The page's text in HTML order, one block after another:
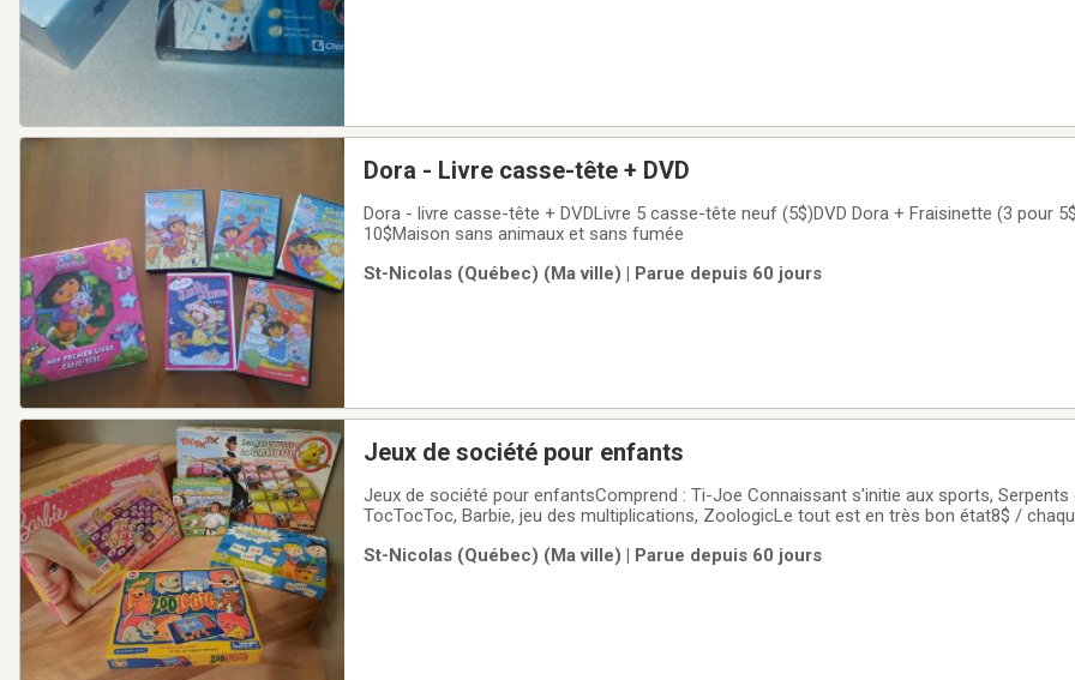
Dora - Livre casse-tête + DVD
Dora - livre casse-tête + DVDLivre 5 casse-tête neuf (5$)DVD Dora + Fraisinette (3 pour
10$Maison sans animaux et sans fumée
St-Nicolas (Québec) (Ma ville) | Parue depuis 60 jours
Jeux de société pour enfants
Jeux de société pour enfantsComprend : Ti-Joe Connaissant s'initie aux sports, Serpents
TocTocToc, Barbie, jeu des multiplications, ZoologicLe tout est en très bon état8$ /
St-Nicolas (Québec) (Ma ville) | Parue depuis 60 jours